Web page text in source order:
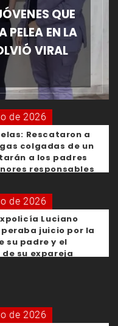
QUE
PELEA EN LA
VIRAL
de 2026
Rescataron a
colgadas de un
a los padres
responsables
de 2026
Luciano
juicio por la
su padre y el
su expareja
de 2026